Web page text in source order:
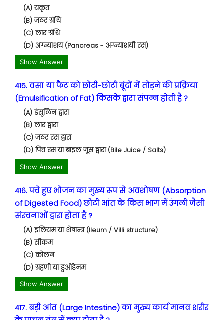
(A) यकृत
(B) जठर ग्रंथि
(C) लार ग्रंथि
(D) अग्न्याशय (Pancreas - अग्न्याशयी रस)
Show Answer
415. वसा या फैट को छोटी-छोटी बूंदों में तोड़ने की प्रक्रिया
(Emulsification of Fat) किसके द्वारा संपन्न होती है ?
(A) इंसुलिन द्वारा
(B) लार द्वारा
(C) जठर रस द्वारा
(D) पित्त रस या बाइल जूस द्वारा (Bile Juice / Salts)
Show Answer
416. पचे हुए भोजन का मुख्य रूप से अवशोषण (Absorption
of Digested Food) छोटी आंत के किस भाग में उंगली जैसी
संरचनाओं द्वारा होता है ?
(A) इलियम या शेषान्त्र (Ileum / Villi structure)
(B) सीकम
(C) कोलन
(D) ग्रहणी या डुओडेनम
Show Answer
417. बड़ी आंत (Large Intestine) का मुख्य कार्य मानव शरीर